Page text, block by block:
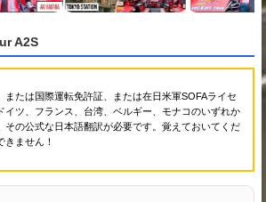
A2S
または国際運転免許証、または在日米軍SOFAライセ
イツ、フランス、台湾、ベルギー、モナコのいずれか
その公式な日本語翻訳が必要です。覚えておいてくだ
きません！